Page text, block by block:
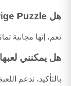
هل Draw Brige Puzzle مجانية للعب؟
نعم، إنها مجانية
هل يمكنني
بالتأكيد، تدعم